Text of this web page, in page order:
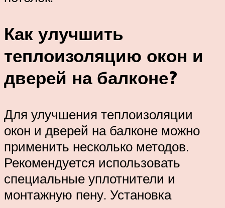
Как улучшить
теплоизоляцию окон и
дверей на балконе?
Для улучшения теплоизоляции
окон и дверей на балконе можно
применить несколько методов.
Рекомендуется использовать
специальные уплотнители и
монтажную пену. Установка